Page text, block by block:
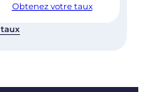
Obtenez votre taux
taux